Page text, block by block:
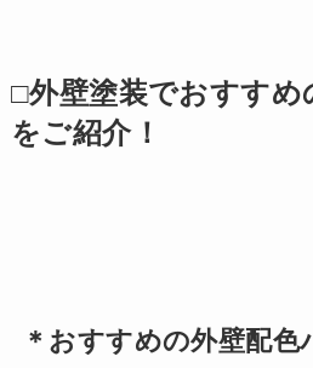
□外壁塗装でおすすめ
をご紹介！
＊おすすめの外壁配色